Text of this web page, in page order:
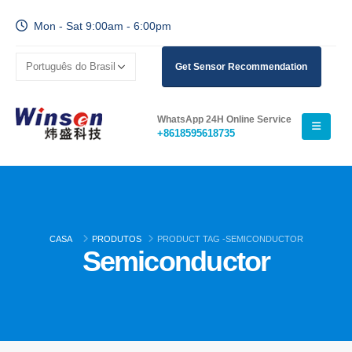
Mon - Sat 9:00am - 6:00pm
Get Sensor Recommendation
WhatsApp 24H Online Service
+8618595618735
CASA PRODUTOS PRODUCT TAG -SEMICONDUCTOR
Semiconductor